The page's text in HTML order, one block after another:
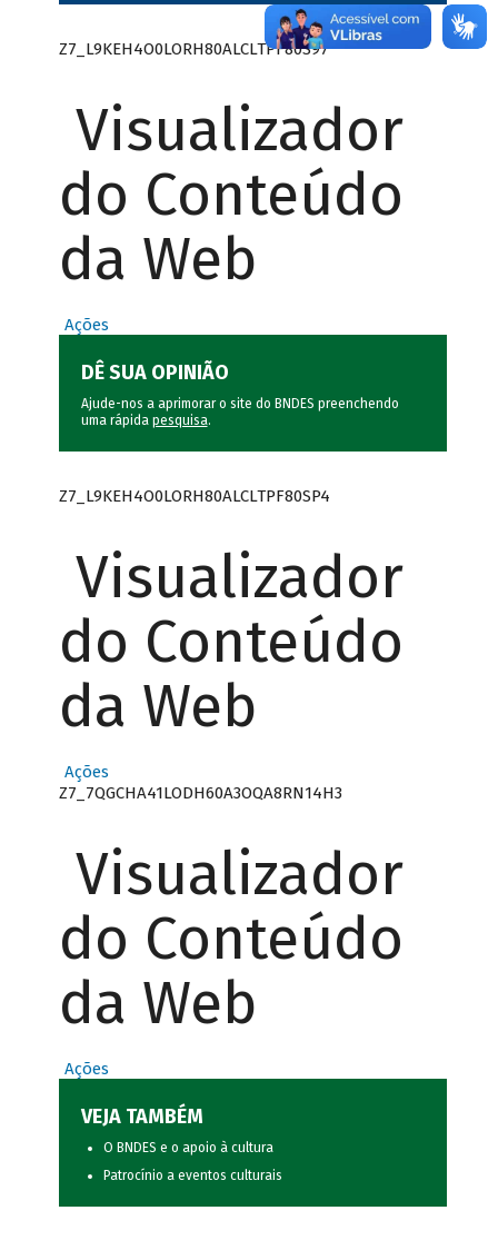
Z7_L9KEH4O0LORH80ALCLTPF80S97
Visualizador
do Conteúdo
da Web
Ações
DÊ SUA OPINIÃO
Ajude-nos a aprimorar o site do BNDES preenchendo
uma rápida pesquisa.
Z7_L9KEH4O0LORH80ALCLTPF80SP4
Visualizador
do Conteúdo
da Web
Ações
Z7_7QGCHA41LODH60A3OQA8RN14H3
Visualizador
do Conteúdo
da Web
Ações
VEJA TAMBÉM
O BNDES e o apoio à cultura
Patrocínio a eventos culturais